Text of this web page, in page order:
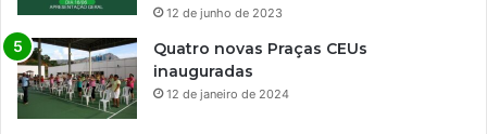
12 de junho de 2023
Quatro novas Praças CEUs
inauguradas
12 de janeiro de 2024